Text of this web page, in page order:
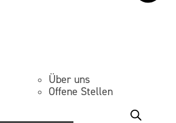
Über uns
Offene Stellen